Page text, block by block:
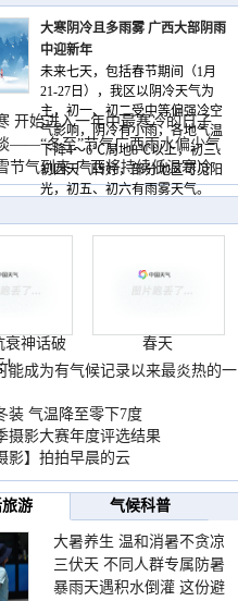
大寒阴冷且多雨雾 广西大部阴雨
中迎新年
未来七天，包括春节期间（1月
21-27日），我区以阴冷天气为
主，初一、初二受中等偏强冷空
气影响，阴冷有小雨，各地气温
下降4～6℃局地8℃以上，初三、
初四天气转好，部分地区可见阳
光，初五、初六有雨雾天气。
开始进入一年中最寒冷的日子
——“冬至”节气广西雨水偏少气
节气到来 广西将持续低温寒冷
衰神话破
！
春天
能成为有气候记录以来最炎热的一
装 气温降至零下7度
摄影大赛年度评选结果
影】拍拍早晨的云
游 气候科普
大暑养生 温和消暑不贪凉
三伏天 不同人群专属防暑
要点请收好
暴雨天遇积水倒灌 这份避